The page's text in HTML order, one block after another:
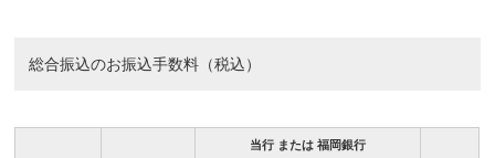
総合振込のお振込手数料（税込）
当行 または 福岡銀行